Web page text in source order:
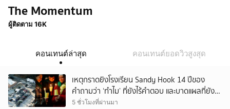
The Momentum
ผู้ติดตาม 16K
คอนเทนต์ล่าสุด คอนเทนต์ยอดวิวสูงสุด
เหตุกราดยิงโรงเรียน Sandy Hook 14 ปีของ
คำถามว่า ‘ทำไม’ ที่ยังไร้คำตอบ และบาดแผลที่ยัง
ทวงความรับผิดชอบไม่จบ
5 ชั่วโมงที่ผ่านมา